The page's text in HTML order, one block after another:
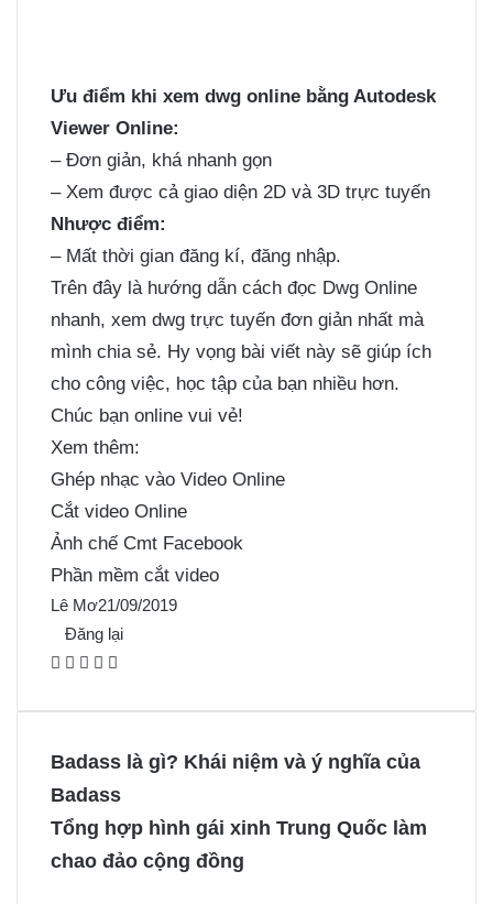
Ưu điểm khi xem dwg online bằng Autodesk
Viewer Online:
– Đơn giản, khá nhanh gọn
– Xem được cả giao diện 2D và 3D trực tuyến
Nhược điểm:
– Mất thời gian đăng kí, đăng nhập.
Trên đây là hướng dẫn cách đọc Dwg Online
nhanh, xem dwg trực tuyến đơn giản nhất mà
mình chia sẻ. Hy vọng bài viết này sẽ giúp ích
cho công việc, học tập của bạn nhiều hơn.
Chúc bạn online vui vẻ!
Xem thêm:
Ghép nhạc vào Video Online
Cắt video Online
Ảnh chế Cmt Facebook
Phần mềm cắt video
Lê Mơ21/09/2019
Đăng lại
F
o
o
k
X P
r
e
s
M
n
g
e
n
g
e
Badass là gì? Khái niệm và ý nghĩa của
Badass
Tổng hợp hình gái xinh Trung Quốc làm
chao đảo cộng đồng